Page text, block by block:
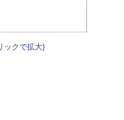
ックで拡大)